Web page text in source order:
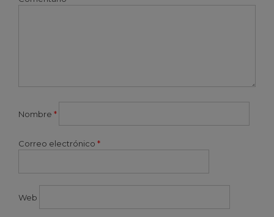
Nombre *
Correo electrónico *
Web